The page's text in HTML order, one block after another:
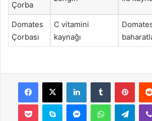
Çorba
Domates
Çorbası
C vitamini
kaynağı
Facebook
X LinkedInTumblr
Pocket Skype MessengerWhatsApp